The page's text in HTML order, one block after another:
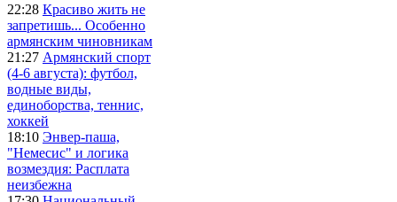
22:28 Красиво жить не
запретишь... Особенно
армянским чиновникам
21:27 Армянский спорт
(4-6 августа): футбол,
водные виды,
единоборства, теннис,
хоккей
18:10 Энвер-паша,
"Немесис" и логика
возмездия: Расплата
неизбежна